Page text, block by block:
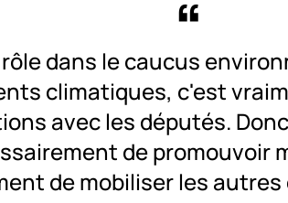
dans le caucus
climatiques, c'est
avec les députés.
de promouvoir
de mobiliser les